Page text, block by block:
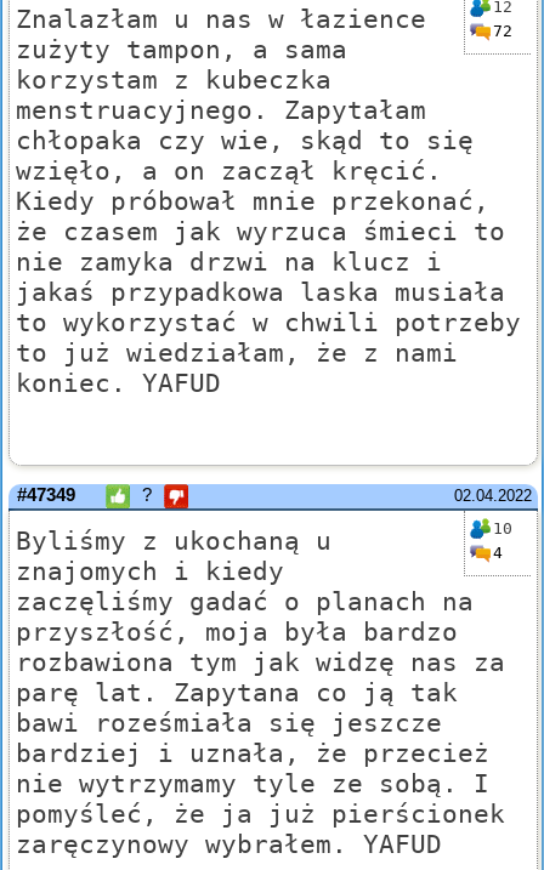
12
72
Znalazłam u nas w łazience
zużyty tampon, a sama
korzystam z kubeczka
menstruacyjnego. Zapytałam
chłopaka czy wie, skąd to się
wzięło, a on zaczął kręcić.
Kiedy próbował mnie przekonać,
że czasem jak wyrzuca śmieci to
nie zamyka drzwi na klucz i
jakaś przypadkowa laska musiała
to wykorzystać w chwili potrzeby
to już wiedziałam, że z nami
koniec. YAFUD
02.04.2022
#47349 ?
10
4
Byliśmy z ukochaną u
znajomych i kiedy
zaczęliśmy gadać o planach na
przyszłość, moja była bardzo
rozbawiona tym jak widzę nas za
parę lat. Zapytana co ją tak
bawi roześmiała się jeszcze
bardziej i uznała, że przecież
nie wytrzymamy tyle ze sobą. I
pomyśleć, że ja już pierścionek
zaręczynowy wybrałem. YAFUD